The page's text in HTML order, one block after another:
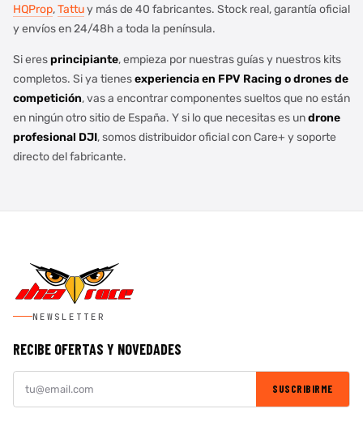
HQProp,Tattuy más de 40 fabricantes. Stock real, garantía oficial
y envíos en 24/48h a toda la península.
Si eresprincipiante, empieza por nuestras guías y nuestros kits
completos. Si ya tienesexperiencia en FPV Racing odrones de
competición, vas a encontrar componentes sueltos que no están
en ningún otro sitio de España. Y si lo que necesitas es undrone
profesional DJI, somos distribuidor oficial con Care+ y soporte
directo del fabricante.
NEWSLETTER
RECIBE OFERTAS Y NOVEDADES
SUSCRIBIRME